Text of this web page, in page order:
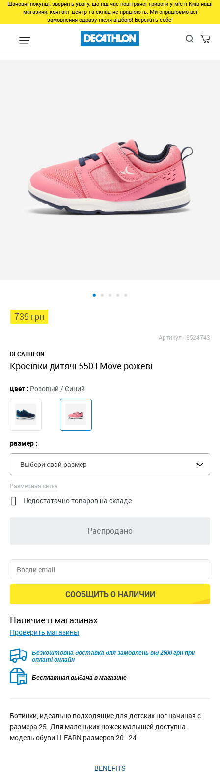
Шановні покупці, зверніть увагу, що під час повітряної тривоги у місті Київ наші
магазини, контакт-центр та склад не працюють. Ми опрацюємо всі
замовлення одразу після відбою! Бережіть себе!
Виды спорта Фитнес, спортзал Фитнес Взуття для фитнеса
739 грн
Артикул -8524743
DECATHLON
Кросівки дитячі 550 I Move рожеві
цвет : Розовый / Синий
размер :
Выбери свой размер
Размерная сетка
 Недостаточно товаров на складе
Распродано
СООБЩИТЬ О НАЛИЧИИ
наличие в магазинах
Проверить магазины
Безкоштовна доставка для замовлень від 2500 грн при
оплаті онлайн
Бесплатная выдача в магазине
Ботинки, идеально подходящие для детских ног начиная с
размера 25. Для маленьких ножек малышей доступна
модель обуви I LEARN размеров 20–24.
BENEFITS